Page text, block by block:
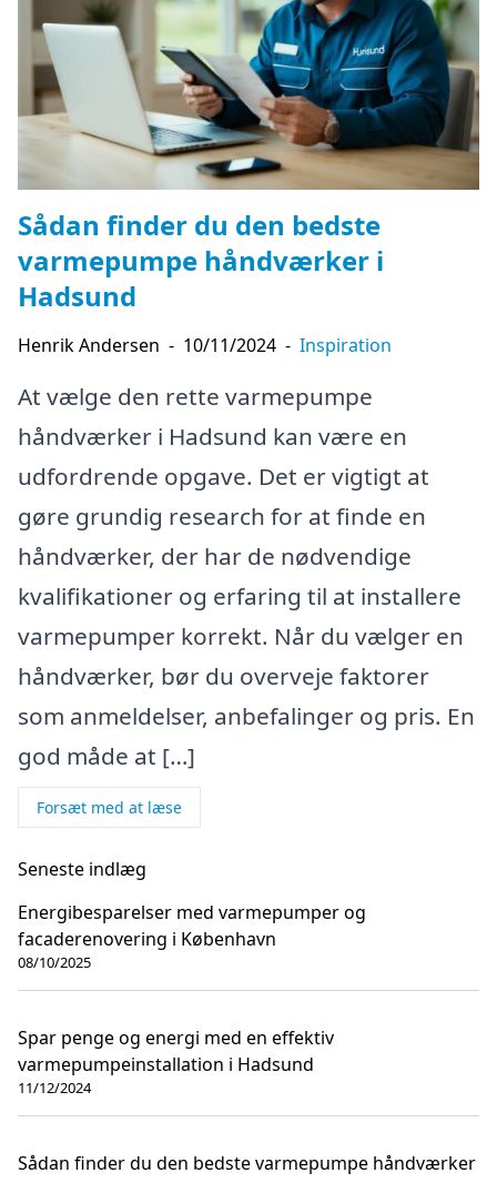
Sådan finder du den bedste
varmepumpe håndværker i
Hadsund
Henrik Andersen - 10/11/2024 - Inspiration
At vælge den rette varmepumpe
håndværker i Hadsund kan være en
udfordrende opgave. Det er vigtigt at
gøre grundig research for at finde en
håndværker, der har de nødvendige
kvalifikationer og erfaring til at installere
varmepumper korrekt. Når du vælger en
håndværker, bør du overveje faktorer
som anmeldelser, anbefalinger og pris. En
god måde at […]
Forsæt med at læse
Seneste indlæg
Energibesparelser med varmepumper og
facaderenovering i København
08/10/2025
Spar penge og energi med en effektiv
varmepumpeinstallation i Hadsund
11/12/2024
Sådan finder du den bedste varmepumpe håndværker